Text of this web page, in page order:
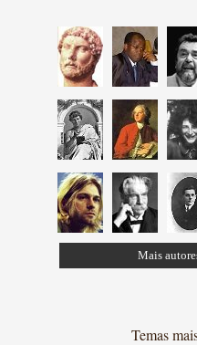
Mais
Temas